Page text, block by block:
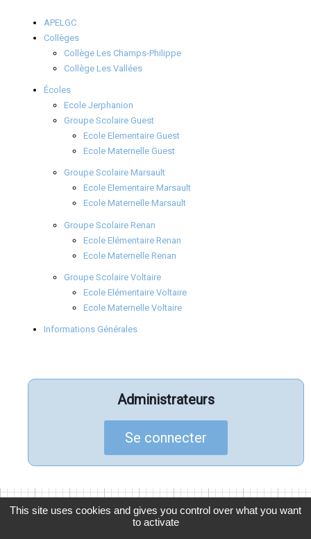
APELGC
Collèges
Collège Les Champs-Philippe
Collège Les Vallées
Écoles
Ecole Jerphanion
Groupe Scolaire Guest
Ecole Elementaire Guest
Ecole Maternelle Guest
Groupe Scolaire Marsault
Ecole Elementaire Marsault
Ecole Maternelle Marsault
Groupe Scolaire Renan
Ecole Elémentaire Renan
Ecole Maternelle Renan
Groupe Scolaire Voltaire
Ecole Elémentaire Voltaire
Ecole Maternelle Voltaire
Informations Générales
Administrateurs
Se connecter
This site uses cookies and gives you control over what you want
to activate